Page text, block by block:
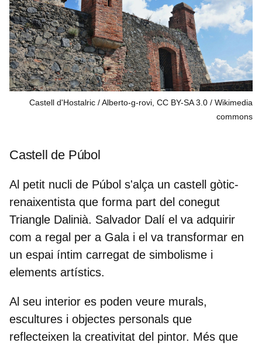
Castell d'Hostalric / Alberto-g-rovi, CC BY-SA 3.0
Wikimedia
commons
Castell de Púbol
Al petit nucli de Púbol s'alça un castell gòtic-
renaixentista que forma part del conegut
Triangle Dalinià. Salvador Dalí el va adquirir
com a regal per a Gala i el va transformar en
un espai íntim carregat de simbolisme i
elements artístics.
Al seu interior es poden veure murals,
escultures i objectes personals que
reflecteixen la creativitat del pintor. Més que